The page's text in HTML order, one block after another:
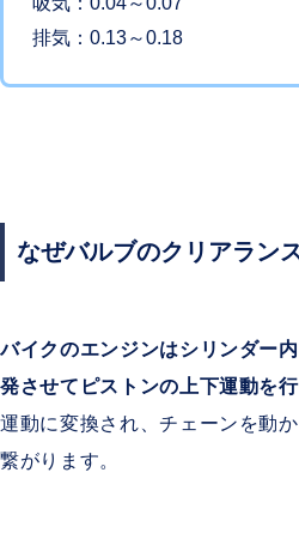
排気：0.13～0.18
なぜバルブのクリアラン
バイクのエンジンはシリンダー
発させてピストンの上下運動を
運動に変換され、チェーンを動
繋がります。